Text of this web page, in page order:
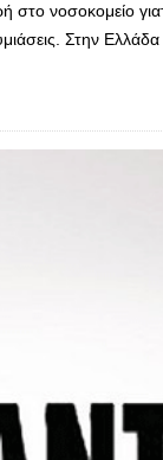
στο νοσοκομείο
Στην